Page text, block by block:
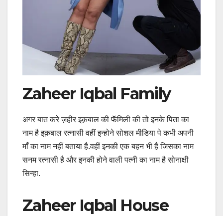
Zaheer Iqbal Family
अगर बात करे ज़हीर इक़बाल की फॅमिली की तो इनके पिता का
नाम है इक़बाल रत्नासी वहीं इन्होने सोशल मीडिया पे कभी अपनी
माँ का नाम नहीं बताया है.वहीं इनकी एक बहन भी है जिसका नाम
सनम रत्नासी है और इनकी होने वाली पत्नी का नाम है सोनाक्षी
सिन्हा.
Zaheer Iqbal House